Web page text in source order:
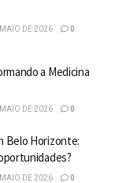
DE 2026 0
a Medicina
DE 2026 0
Belo Horizonte:
DE 2026 0